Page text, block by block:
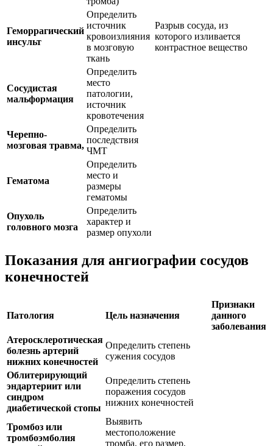
Геморрагический
инсульт
Определить
источник
кровоизлияния
в мозговую
ткань
Разрыв сосуда, из
которого изливается
контрастное вещество
Сосудистая
мальформация
Определить
место
патологии,
источник
кровотечения
Черепно-
мозговая травма,
Определить
последствия
ЧМТ
Гематома
Определить
место и
размеры
гематомы
Опухоль
головного мозга
Определить
характер и
размер опухоли
Показания для ангиографии сосудов
конечностей
Патология Цель назначения
Признаки
данного
заболевания
Атеросклеротическая
болезнь артерий
нижних конечностей
Определить степень
сужения сосудов
Облитерирующий
эндартериит или
синдром
диабетической стопы
Определить степень
поражения сосудов
нижних конечностей
Тромбоз или
тромбоэмболия
Выявить
местоположение
тромба, его размер,